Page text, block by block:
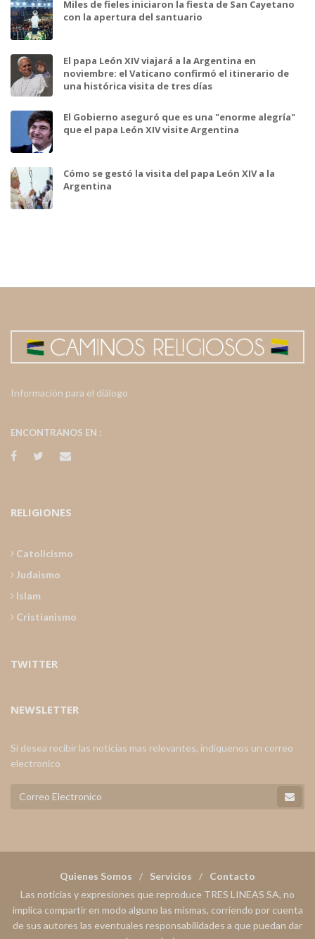
Miles de fieles iniciaron la fiesta de San Cayetano
con la apertura del santuario
El papa León XIV viajará a la Argentina en
noviembre: el Vaticano confirmó el itinerario de
una histórica visita de tres días
El Gobierno aseguró que es una "enorme alegría"
que el papa León XIV visite Argentina
Cómo se gestó la visita del papa León XIV a la
Argentina
Información para el diálogo
ENCONTRANOS EN :
RELIGIONES
Catolicismo
Judaismo
Islam
Cristianismo
TWITTER
NEWSLETTER
Si desea recibir las noticias mas relevantes, indiquenos un correo
electronico
Quienes Somos Servicios
Contacto
Las noticias y expresiones que reproduce TRES LINEAS SA, no
implica compartir en modo alguno las mismas, corriendo por cuenta
de sus autores las eventuales responsabilidades a que puedan dar